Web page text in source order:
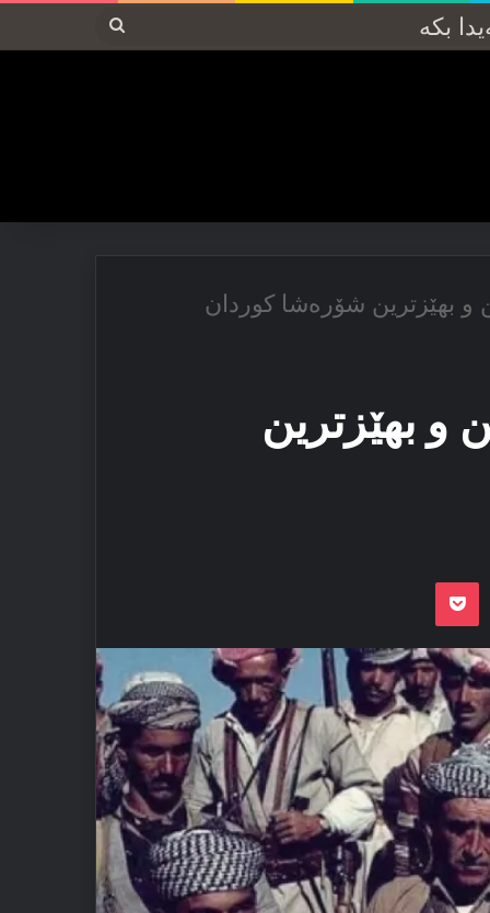
پەیدا
و بهێزترین شۆرەشا کوردان
و بهێزترین
Odnoklassniki
Pocket